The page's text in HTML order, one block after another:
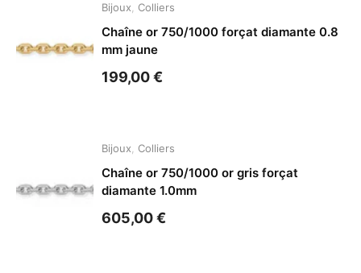
Bijoux Colliers
Chaîne or 750/1000 forçat diamante 0.8
mm jaune
199,00€
Bijoux Colliers
Chaîne or 750/1000 or gris forçat
diamante 1.0mm
605,00€